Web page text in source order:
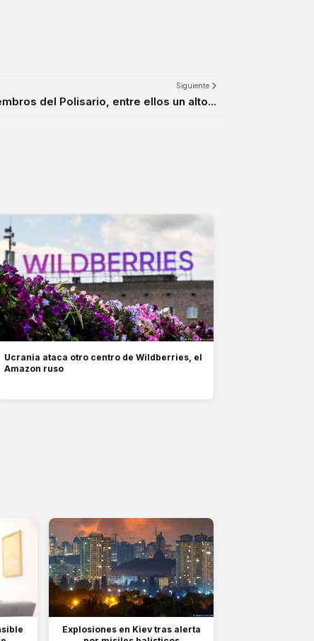
Siguiente
del Polisario, entre ellos un alto...
Ucrania ataca otro centro de Wildberries, el
Amazon ruso
Explosiones en Kiev tras alerta